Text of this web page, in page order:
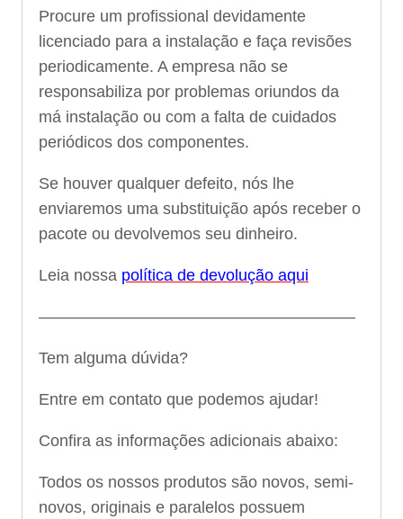
Procure um profissional devidamente
licenciado para a instalação e faça revisões
periodicamente. A empresa não se
responsabiliza por problemas oriundos da
má instalação ou com a falta de cuidados
periódicos dos componentes.
Se houver qualquer defeito, nós lhe
enviaremos uma substituição após receber o
pacote ou devolvemos seu dinheiro.
Leia nossa política de devolução aqui
———————————————————–
Tem alguma dúvida?
Entre em contato que podemos ajudar!
Confira as informações adicionais abaixo:
Todos os nossos produtos são novos, semi-
novos, originais e paralelos possuem